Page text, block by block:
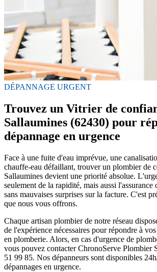
DÉPANNAGE URGENT
Trouvez un Vitrier de
Sallaumines (62430) pour
dépannage en urgence
Face à une fuite d'eau imprévue, une
chauffe-eau défaillant, trouver un plombier de
Sallaumines devient une priorité absolue.
seulement de la rapidité, mais aussi
sans mauvaises surprises sur la facture. C'est
que nous vous offrons.
Chaque artisan plombier de notre réseau
de l'expérience nécessaires pour répondre à
en plomberie. Alors, en cas d'urgence de
vous pouvez contacter ChronoServe Plombier
51 99 85. Nos dépanneurs sont disponibles
dépannages en urgence.